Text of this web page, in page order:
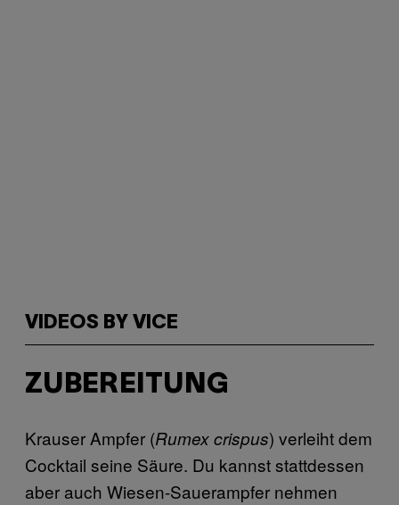
VIDEOS BY VICE
ZUBEREITUNG
Krauser Ampfer (Rumex crispus) verleiht dem
Cocktail seine Säure. Du kannst stattdessen
aber auch Wiesen-Sauerampfer nehmen